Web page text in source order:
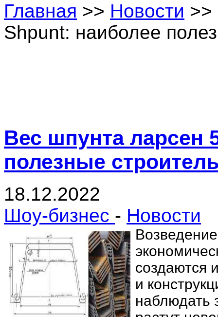
Главная >> Новости >>
Shpunt: наиболее
Вес шпунта ларсен
полезные
18.12.2022
Шоу-бизнес - Новости
создаются
и
наблюдать